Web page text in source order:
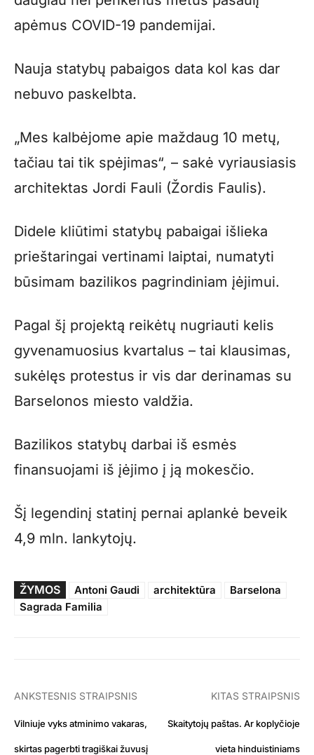
apėmus COVID-19 pandemijai.
Nauja statybų pabaigos data kol kas dar
nebuvo paskelbta.
„Mes kalbėjome apie maždaug 10 metų,
tačiau tai tik spėjimas“, – sakė vyriausiasis
architektas Jordi Fauli (Žordis Faulis).
Didele kliūtimi statybų pabaigai išlieka
prieštaringai vertinami laiptai, numatyti
būsimam bazilikos pagrindiniam įėjimui.
Pagal šį projektą reikėtų nugriauti kelis
gyvenamuosius kvartalus – tai klausimas,
sukėlęs protestus ir vis dar derinamas su
Barselonos miesto valdžia.
Bazilikos statybų darbai iš esmės
finansuojami iš įėjimo į ją mokesčio.
Šį legendinį statinį pernai aplankė beveik
4,9 mln. lankytojų.
ŽYMOS Antoni Gaudi architektūra
Barselona
Sagrada Familia
ANKSTESNIS STRAIPSNIS
Vilniuje vyks atminimo vakaras,
skirtas pagerbti tragiškai žuvusį
KITAS STRAIPSNIS
Skaitytojų paštas. Ar koplyčioje
vieta hinduistiniams